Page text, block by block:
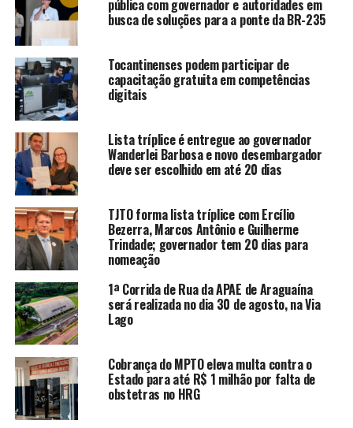
pública com governador e autoridades em
busca de soluções para a ponte da BR-235
Tocantinenses podem participar de
capacitação gratuita em competências
digitais
Lista tríplice é entregue ao governador
Wanderlei Barbosa e novo desembargador
deve ser escolhido em até 20 dias
TJTO forma lista tríplice com Ercílio
Bezerra, Marcos Antônio e Guilherme
Trindade; governador tem 20 dias para
nomeação
1ª Corrida de Rua da APAE de Araguaína
será realizada no dia 30 de agosto, na Via
Lago
Cobrança do MPTO eleva multa contra o
Estado para até R$ 1 milhão por falta de
obstetras no HRG